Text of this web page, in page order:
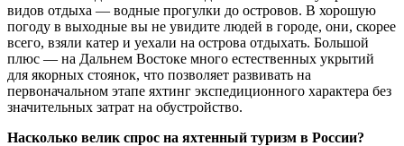
видов отдыха — водные прогулки до островов. В хорошую
погоду в выходные вы не увидите людей в городе, они, скорее
всего, взяли катер и уехали на острова отдыхать. Большой
плюс — на Дальнем Востоке много естественных укрытий
для якорных стоянок, что позволяет развивать на
первоначальном этапе яхтинг экспедиционного характера без
значительных затрат на обустройство.
Насколько велик спрос на яхтенный туризм в России?